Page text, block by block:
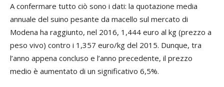
A confermare tutto ciò sono i dati: la quotazione media
annuale del suino pesante da macello sul mercato di
Modena ha raggiunto, nel 2016, 1,444 euro al kg (prezzo a
peso vivo) contro i 1,357 euro/kg del 2015. Dunque, tra
l’anno appena concluso e l’anno precedente, il prezzo
medio è aumentato di un significativo 6,5%.